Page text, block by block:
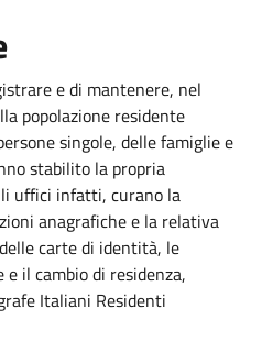
e di mantenere, nel
popolazione residente
singole, delle famiglie e
stabilito la propria
uffici infatti, curano la
anagrafiche e la relativa
carte di identità, le
il cambio di residenza,
Italiani Residenti